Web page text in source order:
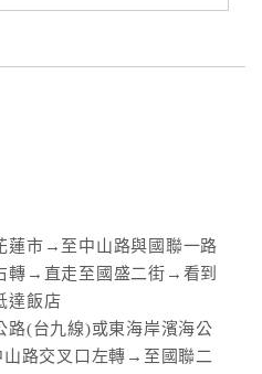
蓮市→至中山路與國聯一路
轉→直走至國盛二街→看到
達飯店
路(台九線)或東海岸濱海公
路交叉口左轉→至國聯二